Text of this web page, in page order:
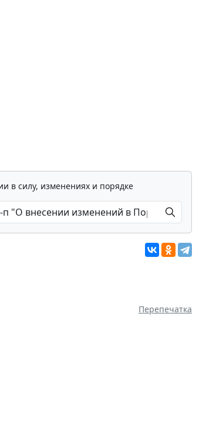
в силу, изменениях и порядке
Перепечатка